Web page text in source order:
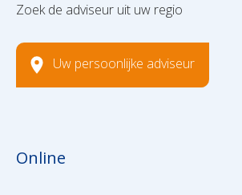
Zoek de adviseur uit uw regio
Uw persoonlijke adviseur
Online